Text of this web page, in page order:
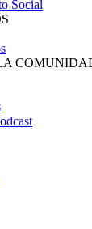
Social